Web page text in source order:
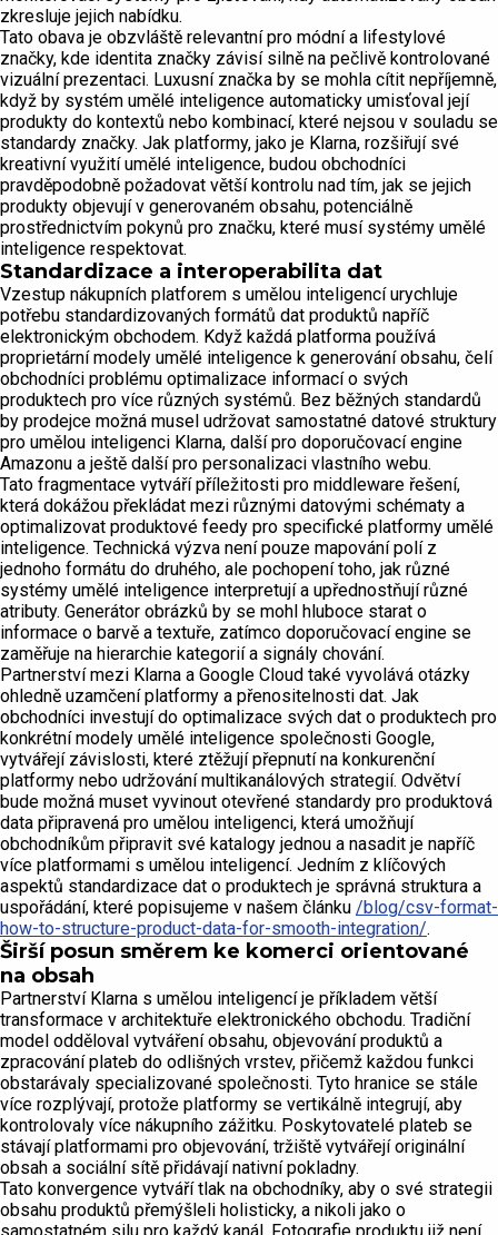
zkresluje jejich nabídku.
Tato obava je obzvláště relevantní pro módní a lifestylové
značky, kde identita značky závisí silně na pečlivě kontrolované
vizuální prezentaci. Luxusní značka by se mohla cítit nepříjemně,
když by systém umělé inteligence automaticky umisťoval její
produkty do kontextů nebo kombinací, které nejsou v souladu se
standardy značky. Jak platformy, jako je Klarna, rozšiřují své
kreativní využití umělé inteligence, budou obchodníci
pravděpodobně požadovat větší kontrolu nad tím, jak se jejich
produkty objevují v generovaném obsahu, potenciálně
prostřednictvím pokynů pro značku, které musí systémy umělé
inteligence respektovat.
Standardizace a interoperabilita dat
Vzestup nákupních platforem s umělou inteligencí urychluje
potřebu standardizovaných formátů dat produktů napříč
elektronickým obchodem. Když každá platforma používá
proprietární modely umělé inteligence k generování obsahu, čelí
obchodníci problému optimalizace informací o svých
produktech pro více různých systémů. Bez běžných standardů
by prodejce možná musel udržovat samostatné datové struktury
pro umělou inteligenci Klarna, další pro doporučovací engine
Amazonu a ještě další pro personalizaci vlastního webu.
Tato fragmentace vytváří příležitosti pro middleware řešení,
která dokážou překládat mezi různými datovými schématy a
optimalizovat produktové feedy pro specifické platformy umělé
inteligence. Technická výzva není pouze mapování polí z
jednoho formátu do druhého, ale pochopení toho, jak různé
systémy umělé inteligence interpretují a upřednostňují různé
atributy. Generátor obrázků by se mohl hluboce starat o
informace o barvě a textuře, zatímco doporučovací engine se
zaměřuje na hierarchie kategorií a signály chování.
Partnerství mezi Klarna a Google Cloud také vyvolává otázky
ohledně uzamčení platformy a přenositelnosti dat. Jak
obchodníci investují do optimalizace svých dat o produktech pro
konkrétní modely umělé inteligence společnosti Google,
vytvářejí závislosti, které ztěžují přepnutí na konkurenční
platformy nebo udržování multikanálových strategií. Odvětví
bude možná muset vyvinout otevřené standardy pro produktová
data připravená pro umělou inteligenci, která umožňují
obchodníkům připravit své katalogy jednou a nasadit je napříč
více platformami s umělou inteligencí. Jedním z klíčových
aspektů standardizace dat o produktech je správná struktura a
uspořádání, které popisujeme v našem článku /blog/csv-format-
how-to-structure-product-data-for-smooth-integration/.
Širší posun směrem ke komerci orientované
na obsah
Partnerství Klarna s umělou inteligencí je příkladem větší
transformace v architektuře elektronického obchodu. Tradiční
model odděloval vytváření obsahu, objevování produktů a
zpracování plateb do odlišných vrstev, přičemž každou funkci
obstarávaly specializované společnosti. Tyto hranice se stále
více rozplývají, protože platformy se vertikálně integrují, aby
kontrolovaly více nákupního zážitku. Poskytovatelé plateb se
stávají platformami pro objevování, tržiště vytvářejí originální
obsah a sociální sítě přidávají nativní pokladny.
Tato konvergence vytváří tlak na obchodníky, aby o své strategii
obsahu produktů přemýšleli holisticky, a nikoli jako o